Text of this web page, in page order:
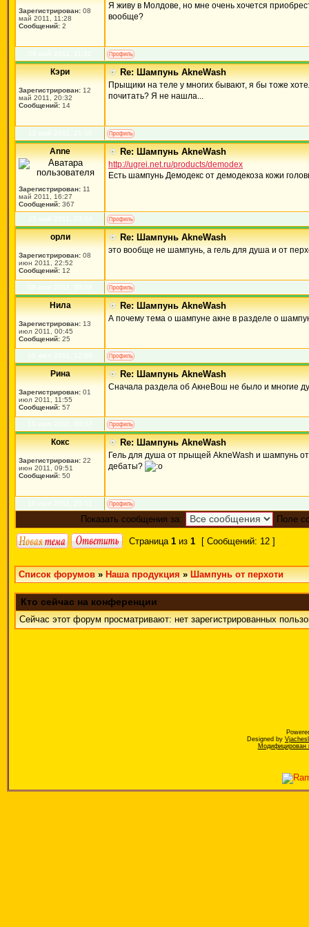
Зарегистрирован: 08
май 2011, 11:28
Сообщений: 2
Я живу в Молдове, но мне очень хочется
вообще?
Кэри
Зарегистрирован: 12
май 2011, 20:32
Сообщений: 14
Re: Шампунь AkneWash
Прыщики на теле у многих бывают, я бы тоже
почитать? Я не нашла...
Anne
Зарегистрирован: 11
май 2011, 16:27
Сообщений: 367
Re: Шампунь AkneWash
http://ugrei.net.ru/products/demodex
Есть шампунь Демодекс от демодекоза кожи
орли
Зарегистрирован: 08
июн 2011, 22:52
Сообщений: 12
Re: Шампунь AkneWash
это вообще не шампунь, а гель для душа и от
Нила
Зарегистрирован: 13
июл 2011, 00:45
Сообщений: 25
Re: Шампунь AkneWash
А почему тема о шампуне акне в разделе о
Рина
Зарегистрирован: 01
июл 2011, 11:55
Сообщений: 57
Re: Шампунь AkneWash
Сначала раздела об АкнеВош не было и многие
Кокс
Зарегистрирован: 22
июн 2011, 09:51
Сообщений: 50
Re: Шампунь AkneWash
Гель для душа от прыщей AkneWash и шампунь от
дебаты?
Показать сообщения за: Поле
Страница 1 из 1 [ Сообщений: 12 ]
Список форумов»Наша продукция»Шампунь от перхоти
Кто сейчас на конференции
Сейчас этот форум просматривают: нет зарегистрированных
Designed by
Модифицирован